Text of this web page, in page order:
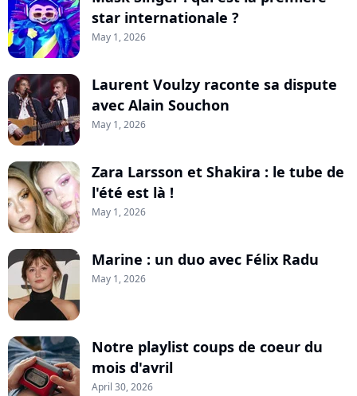
star internationale ?
May 1, 2026
Laurent Voulzy raconte sa dispute
avec Alain Souchon
May 1, 2026
Zara Larsson et Shakira : le tube de
l'été est là !
May 1, 2026
Marine : un duo avec Félix Radu
May 1, 2026
Notre playlist coups de coeur du
mois d'avril
April 30, 2026